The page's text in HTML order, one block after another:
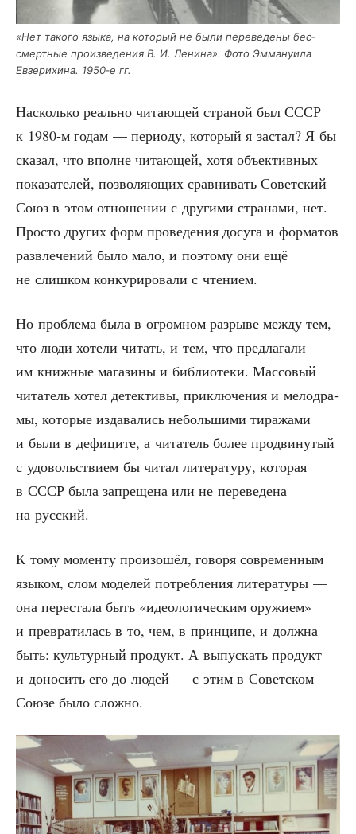
«Нет тако­го язы­ка, на кото­рый не были пере­ве­де­ны бес­
смерт­ные про­из­ве­де­ния В. И. Лени­на». Фото Эмма­ну­и­ла
Евзе­ри­хи­на. 1950‑е гг.
Насколь­ко реаль­но чита­ю­щей стра­ной был СССР
к 1980‑м годам — пери­о­ду, кото­рый я застал? Я бы
ска­зал, что вполне чита­ю­щей, хотя объ­ек­тив­ных
пока­за­те­лей, поз­во­ля­ю­щих срав­ни­вать Совет­ский
Союз в этом отно­ше­нии с дру­ги­ми стра­на­ми, нет.
Про­сто дру­гих форм про­ве­де­ния досу­га и фор­ма­тов
раз­вле­че­ний было мало, и поэто­му они ещё
не слиш­ком кон­ку­ри­ро­ва­ли с чтением.
Но про­бле­ма была в огром­ном раз­ры­ве меж­ду тем,
что люди хоте­ли читать, и тем, что пред­ла­га­ли
им книж­ные мага­зи­ны и биб­лио­те­ки. Мас­со­вый
чита­тель хотел детек­ти­вы, при­клю­че­ния и мело­дра­
мы, кото­рые изда­ва­лись неболь­ши­ми тира­жа­ми
и были в дефи­ци­те, а чита­тель более про­дви­ну­тый
с удо­воль­стви­ем бы читал лите­ра­ту­ру, кото­рая
в СССР была запре­ще­на или не пере­ве­де­на
на русский.
К тому момен­ту про­изо­шёл, гово­ря совре­мен­ным
язы­ком, слом моде­лей потреб­ле­ния лите­ра­ту­ры —
она пере­ста­ла быть «идео­ло­ги­че­ским ору­жи­ем»
и пре­вра­ти­лась в то, чем, в прин­ци­пе, и долж­на
быть: куль­тур­ный про­дукт. А выпус­кать про­дукт
и доно­сить его до людей — с этим в Совет­ском
Сою­зе было сложно.